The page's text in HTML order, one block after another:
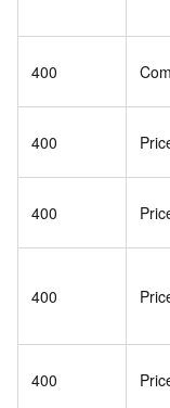
400
400
400
400
400